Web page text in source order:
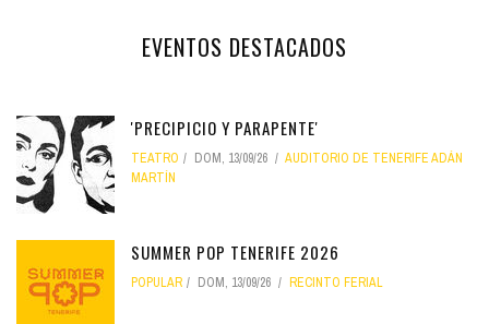
EVENTOS DESTACADOS
'PRECIPICIO Y PARAPENTE'
TEATRO DOM, 13/09/26
AUDITORIO DE TENERIFE ADÁN
MARTÍN
SUMMER POP TENERIFE 2026
POPULAR DOM, 13/09/26 RECINTO FERIAL